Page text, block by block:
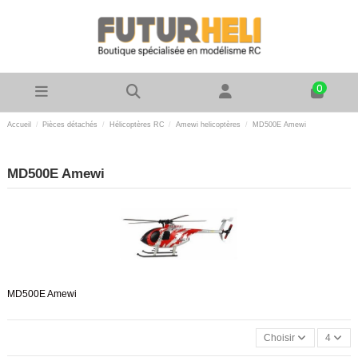
0
Accueil Pièces détachés Hélicoptères RC Amewi helicoptères MD500E Amewi
MD500E Amewi
MD500E Amewi
Choisir 4